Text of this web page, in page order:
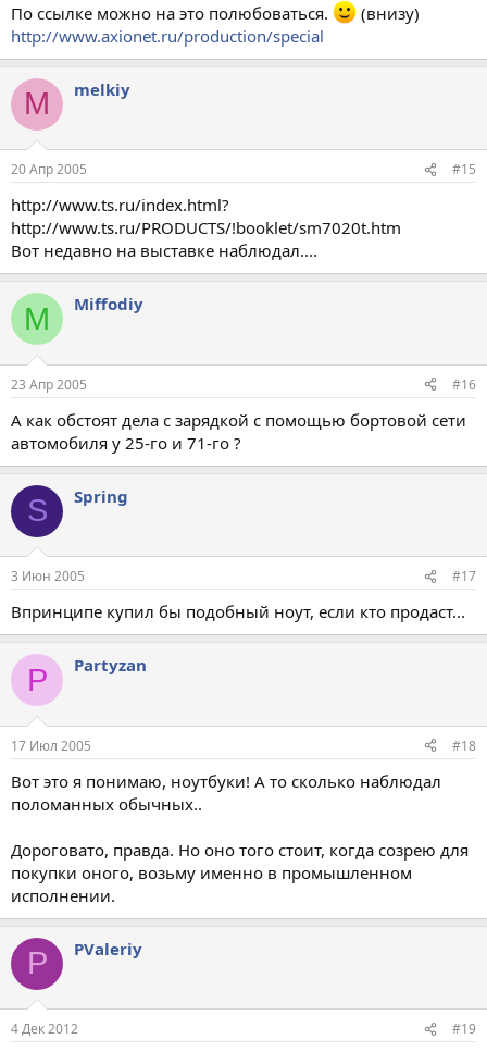
По ссылке можно на это полюбоваться.
(внизу)
http://www.axionet.ru/production/special
M melkiy
20 Апр 2005 #15
http://www.ts.ru/index.html?
http://www.ts.ru/PRODUCTS/!booklet/sm7020t.htm
Вот недавно на выставке наблюдал....
M Miffodiy
23 Апр 2005 #16
А как обстоят дела с зарядкой с помощью бортовой сети
автомобиля у 25-го и 71-го ?
S Spring
3 Июн 2005 #17
Впринципе купил бы подобный ноут, если кто продаст...
P Partyzan
17 Июл 2005 #18
Вот это я понимаю, ноутбуки! А то сколько наблюдал
поломанных обычных..
Дороговато, правда. Но оно того стоит, когда созрею для
покупки оного, возьму именно в промышленном
исполнении.
P PValeriy
4 Дек 2012 #19